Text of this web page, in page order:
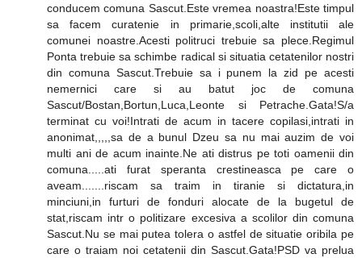
conducem comuna Sascut.Este vremea noastra!Este timpul
sa facem curatenie in primarie,scoli,alte institutii ale
comunei noastre.Acesti politruci trebuie sa plece.Regimul
Ponta trebuie sa schimbe radical si situatia cetatenilor nostri
din comuna Sascut.Trebuie sa i punem la zid pe acesti
nemernici care si au batut joc de comuna
Sascut/Bostan,Bortun,Luca,Leonte si Petrache.Gata!S/a
terminat cu voi!Intrati de acum in tacere copilasi,intrati in
anonimat,,,,,sa de a bunul Dzeu sa nu mai auzim de voi
multi ani de acum inainte.Ne ati distrus pe toti oamenii din
comuna.....ati furat speranta crestineasca pe care o
aveam.......riscam sa traim in tiranie si dictatura,in
minciuni,in furturi de fonduri alocate de la bugetul de
stat,riscam intr o politizare excesiva a scolilor din comuna
Sascut.Nu se mai putea tolera o astfel de situatie oribila pe
care o traiam noi cetatenii din Sascut.Gata!PSD va prelua